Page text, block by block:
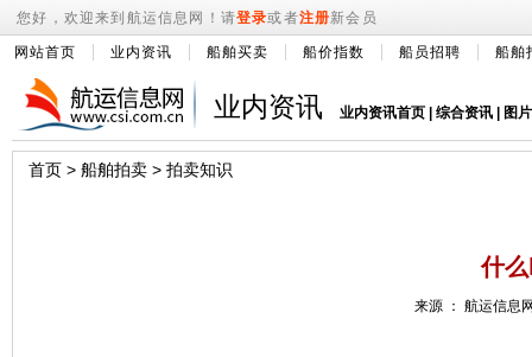
您好，欢迎来到航运信息网！请登录或者注册新会员
网站首页 业内资讯 船舶买卖 船价指数 船员招聘 船舶
业内资讯 业内资讯首页 综合资讯 图
首页 > 船舶拍卖 > 拍卖知识
什
来源 ： 航运信